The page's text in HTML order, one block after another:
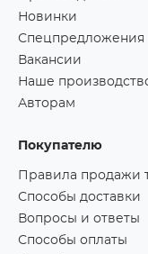
Новинки
Спецпредложения
Вакансии
Наше
Авторам
Покупателю
Правила продажи
Способы доставки
Вопросы и ответы
Способы оплаты